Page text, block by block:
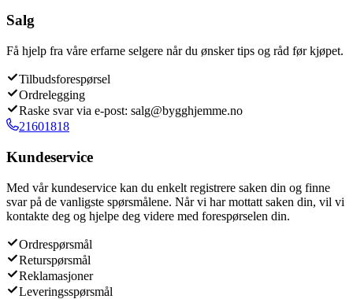
Salg
Få hjelp fra våre erfarne selgere når du ønsker tips og råd før kjøpet.
Tilbudsforespørsel
Ordrelegging
Raske svar via e-post: salg@bygghjemme.no
21601818
Kundeservice
Med vår kundeservice kan du enkelt registrere saken din og finne
svar på de vanligste spørsmålene. Når vi har mottatt saken din, vil vi
kontakte deg og hjelpe deg videre med forespørselen din.
Ordrespørsmål
Returspørsmål
Reklamasjoner
Leveringsspørsmål